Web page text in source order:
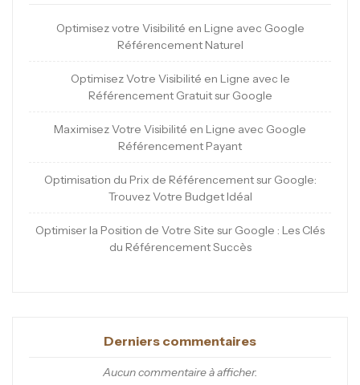
Optimisez votre Visibilité en Ligne avec Google
Référencement Naturel
Optimisez Votre Visibilité en Ligne avec le
Référencement Gratuit sur Google
Maximisez Votre Visibilité en Ligne avec Google
Référencement Payant
Optimisation du Prix de Référencement sur Google:
Trouvez Votre Budget Idéal
Optimiser la Position de Votre Site sur Google : Les Clés
du Référencement Succès
Derniers commentaires
Aucun commentaire à afficher.